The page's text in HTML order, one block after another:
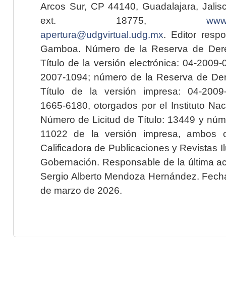
Arcos Sur, CP 44140, Guadalajara,
ext. 18775,
apertura@udgvirtual.udg.mx. Editor
Gamboa. Número de la Reserva de
Título de la versión electrónica: 04-2009-
2007-1094; número de la Reserva de
Título de la versión impresa: 04-2009-
1665-6180, otorgados por el Instituto
Número de Licitud de Título: 13449 y
11022 de la versión impresa, ambos
Calificadora de Publicaciones y Revistas
Gobernación. Responsable de la última
Sergio Alberto Mendoza Hernández.
de marzo de 2026.